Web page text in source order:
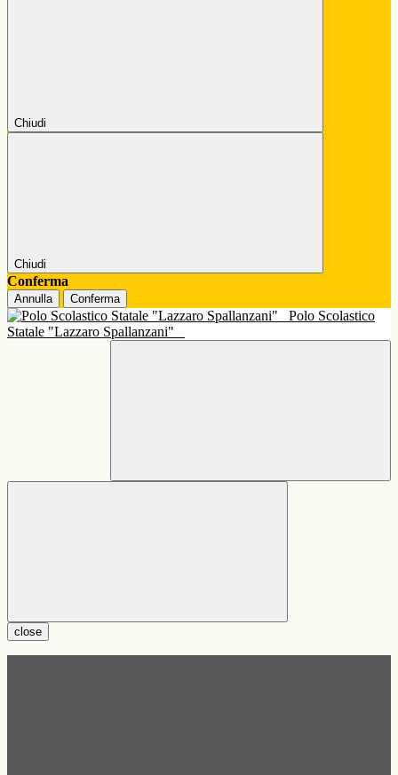
Chiudi
Chiudi
Conferma
Annulla Conferma
Polo Scolastico
Statale "Lazzaro Spallanzani"
close